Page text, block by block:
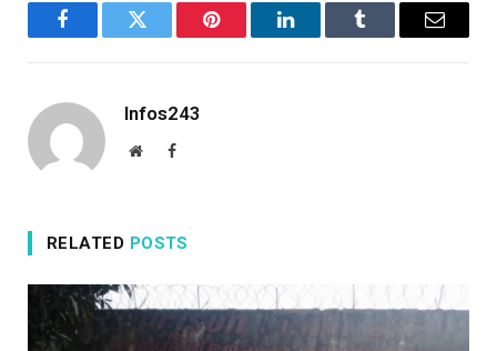
FacebookTwitter Pinterest LinkedInTumblr Email
Infos243
WebsiteFacebook
RELATED POSTS